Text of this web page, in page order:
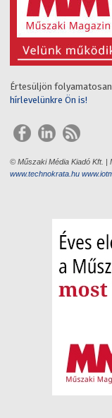
Értesüljön
hírlevelünkre Ön is!
© Műszaki Média Kiadó Kft. |
www.technokrata.hu